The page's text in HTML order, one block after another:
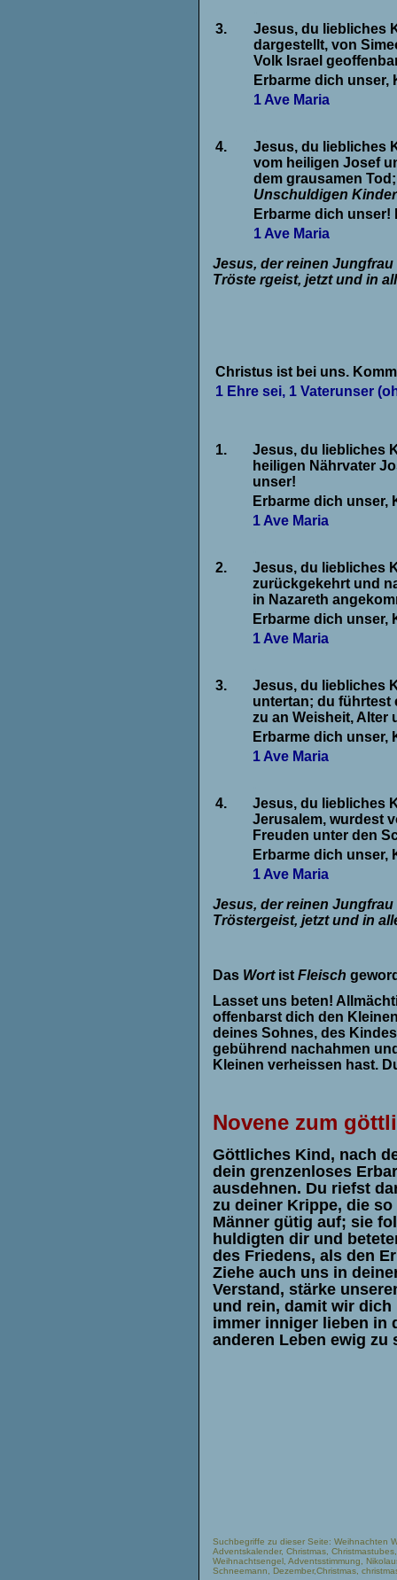
3.
Jesus, du liebliches
dargestellt, von
Volk Israel
Erbarme dich unser,
1 Ave Maria
4.
Jesus, du liebliches
vom heiligen Josef
dem grausamen
Unschuldigen
Erbarme dich
1 Ave Maria
Jesus, der reinen
Tröste rgeist, jetzt und in
Christus ist bei uns.
1 Ehre sei, 1 Vaterunser
1.
Jesus, du liebliches
heiligen Nährvater
unser!
Erbarme dich
1 Ave Maria
2.
Jesus, du liebliches
zurückgekehrt und
in Nazareth
Erbarme dich unser,
1 Ave Maria
3.
Jesus, du liebliches
untertan; du führtest
zu an Weisheit, Alter
Erbarme dich unser,
1 Ave Maria
4.
Jesus, du liebliches
Jerusalem, wurdest
Freuden unter den
Erbarme dich unser,
1 Ave Maria
Jesus, der reinen
Tröstergeist, jetzt und in
Das Wort ist Fleisch
Lasset uns beten!
offenbarst dich den
deines Sohnes, des
gebührend nachahmen
Kleinen verheissen hast.
Novene zum
Göttliches Kind, nach
dein grenzenloses
ausdehnen. Du riefst
zu deiner Krippe, die
Männer gütig auf; sie
huldigten dir und
des Friedens, als den
Ziehe auch uns in
Verstand, stärke
und rein, damit wir
immer inniger lieben in
anderen Leben ewig zu
Suchbegriffe zu dieser Seite: Weihnachten
Adventskalender, Christmas,
Weihnachtsengel, Adventsstimmung,
Schneemann, Dezember,Christmas,